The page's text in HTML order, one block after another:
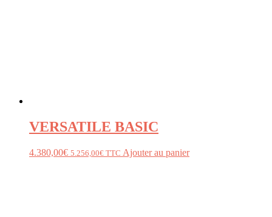
VERSATILE BASIC
4.380,00€ 5.256,00€ TTC Ajouter au panier